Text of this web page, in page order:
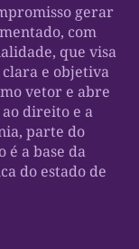
gerar
com
que visa
e objetiva
vetor e abre
ao direito e a
parte do
é a base da
do estado de